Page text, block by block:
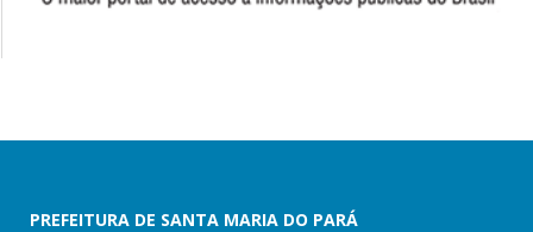
PREFEITURA DE SANTA MARIA DO PARÁ